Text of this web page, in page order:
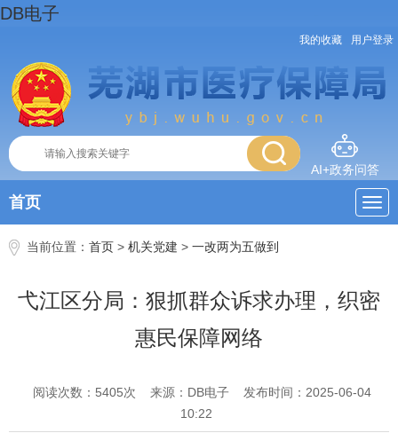
DB电子
我的收藏 用户登录
AI+政务问答
首页
当前位置： 首页 > 机关党建 > 一改两为五做到
弋江区分局：狠抓群众诉求办理，织密
惠民保障网络
阅读次数： 5405次 来源：DB电子
发布时间：2025-06-04
10:22